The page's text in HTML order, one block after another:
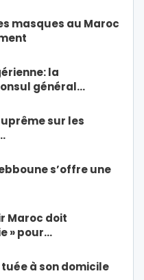
masques au Maroc
la
général…
sur les
s’offre une
Maroc doit
» pour…
à son domicile